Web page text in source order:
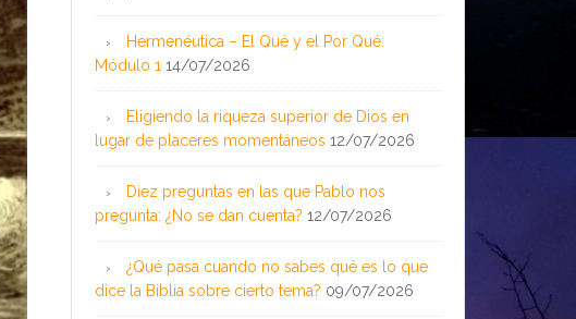
Hermenéutica – El Qué y el Por Qué:
Módulo 1 14/07/2026
Eligiendo la riqueza superior de Dios en
lugar de placeres momentáneos 12/07/2026
Diez preguntas en las que Pablo nos
pregunta: ¿No se dan cuenta? 12/07/2026
¿Qué pasa cuando no sabes qué es lo que
dice la Biblia sobre cierto tema? 09/07/2026